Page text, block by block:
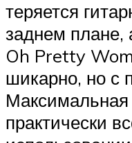
теряется
заднем
Oh Pretty
шикарно, но с
Максимальная
практически